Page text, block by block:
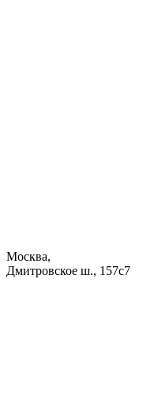
Москва,
Дмитровское ш., 157с7